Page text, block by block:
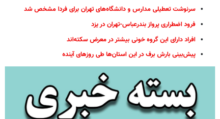
سرنوشت تعطیلی مدارس و دانشگاه‌های تهران برای فردا مشخص شد
فرود اضطراری پرواز بندرعباس-تهران در یزد
افراد دارای این گروه خونی بیشتر در معرض سکته‌اند
پیش‌بینی بارش برف در این استان‌ها طی روزهای آینده